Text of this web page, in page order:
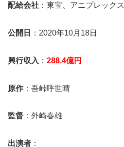
配給会社 ：東宝、アニプレックス
公開日 ：2020年10月18日
興行収入 ： 288.4億円
原作 ：吾峠呼世晴
監督 ：外崎春雄
出演者 ：